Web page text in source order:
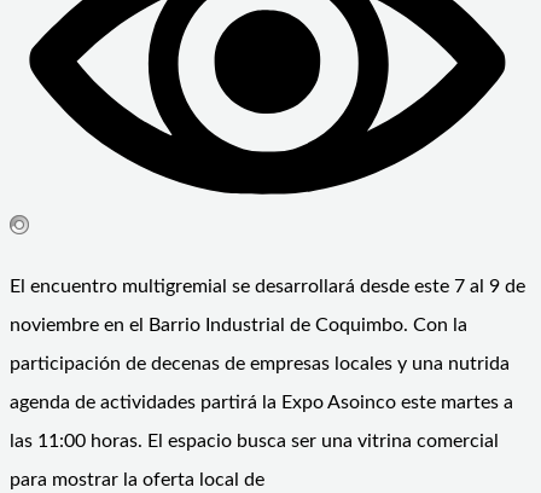
El encuentro multigremial se desarrollará desde este 7 al 9 de
noviembre en el Barrio Industrial de Coquimbo. Con la
participación de decenas de empresas locales y una nutrida
agenda de actividades partirá la Expo Asoinco este martes a
las 11:00 horas. El espacio busca ser una vitrina comercial
para mostrar la oferta local de